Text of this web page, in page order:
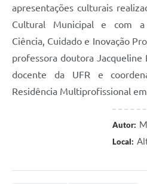
apresentações culturais
Cultural Municipal e com a
Ciência, Cuidado e Inovação
professora doutora Jacqueline
docente da UFR e
Residência Multiprofissional
Autor:
Local: